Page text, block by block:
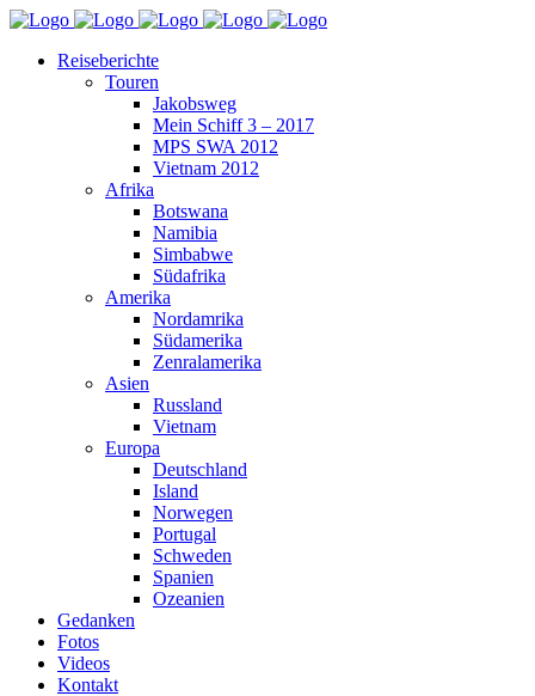
Reiseberichte
Touren
Jakobsweg
Mein Schiff 3 – 2017
MPS SWA 2012
Vietnam 2012
Afrika
Botswana
Namibia
Simbabwe
Südafrika
Amerika
Nordamrika
Südamerika
Zenralamerika
Asien
Russland
Vietnam
Europa
Deutschland
Island
Norwegen
Portugal
Schweden
Spanien
Ozeanien
Gedanken
Fotos
Videos
Kontakt